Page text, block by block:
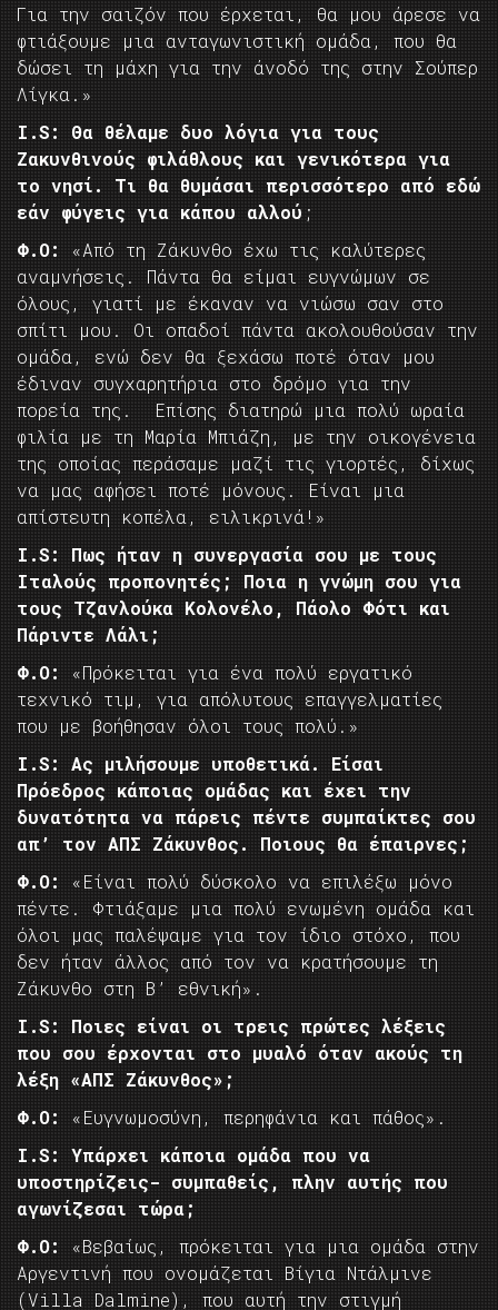
Για την σαιζόν που έρχεται, θα μου άρεσε να
φτιάξουμε μια ανταγωνιστική ομάδα, που θα
δώσει τη μάχη για την άνοδό της στην Σούπερ
Λίγκα.»
I.S: Θα θέλαμε δυο λόγια για τους
Ζακυνθινούς φιλάθλους και γενικότερα για
το νησί. Τι θα θυμάσαι περισσότερο από εδώ
εάν φύγεις για κάπου αλλού ;
Φ.Ο:
«Από τη Ζάκυνθο έχω τις καλύτερες
αναμνήσεις. Πάντα θα είμαι ευγνώμων σε
όλους, γιατί με έκαναν να νιώσω σαν στο
σπίτι μου. Οι οπαδοί πάντα ακολουθούσαν την
ομάδα, ενώ δεν θα ξεχάσω ποτέ όταν μου
έδιναν συγχαρητήρια στο δρόμο για την
πορεία της. Επίσης διατηρώ μια πολύ ωραία
φιλία με τη Μαρία Μπιάζη, με την οικογένεια
της οποίας περάσαμε μαζί τις γιορτές, δίχως
να μας αφήσει ποτέ μόνους. Είναι μια
απίστευτη κοπέλα, ειλικρινά!»
I.S: Πως ήταν η συνεργασία σου με τους
Ιταλούς προπονητές; Ποια η γνώμη σου για
τους Τζανλούκα Κολονέλο, Πάολο Φότι και
Πάριντε Λάλι;
Φ.Ο:
«Πρόκειται για ένα πολύ εργατικό
τεχνικό τιμ, για απόλυτους επαγγελματίες
που με βοήθησαν όλοι τους πολύ.»
I.S: Ας μιλήσουμε υποθετικά. Είσαι
Πρόεδρος κάποιας ομάδας και έχει την
δυνατότητα να πάρεις πέντε συμπαίκτες σου
απ’ τον ΑΠΣ Ζάκυνθος. Ποιους θα έπαιρνες;
Φ.Ο:
«Είναι πολύ δύσκολο να επιλέξω μόνο
πέντε. Φτιάξαμε μια πολύ ενωμένη ομάδα και
όλοι μας παλέψαμε για τον ίδιο στόχο, που
δεν ήταν άλλος από τον να κρατήσουμε τη
Ζάκυνθο στη Β’ εθνική».
I.S: Ποιες είναι οι τρεις πρώτες λέξεις
που σου έρχονται στο μυαλό όταν ακούς τη
λέξη «ΑΠΣ Ζάκυνθος»;
Φ.Ο:
«Ευγνωμοσύνη, περηφάνια και πάθος».
I.S: Υπάρχει κάποια ομάδα που να
υποστηρίζεις- συμπαθείς, πλην αυτής που
αγωνίζεσαι τώρα;
Φ.Ο:
«Βεβαίως, πρόκειται για μια ομάδα στην
Αργεντινή που ονομάζεται Βίγια Ντάλμινε
(Villa Dalmine), που αυτή την στιγμή